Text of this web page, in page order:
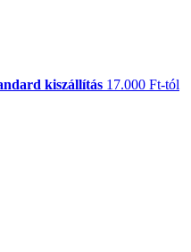
kiszállítás 17.000 Ft-tól